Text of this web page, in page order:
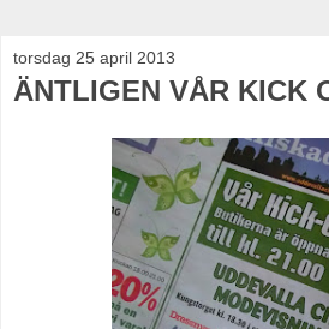
torsdag 25 april 2013
ÄNTLIGEN VÅR KICK